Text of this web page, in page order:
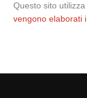
Questo sito
vengono elaborati